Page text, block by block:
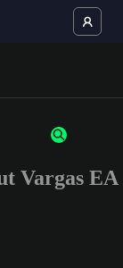
numbers
Vargas EA